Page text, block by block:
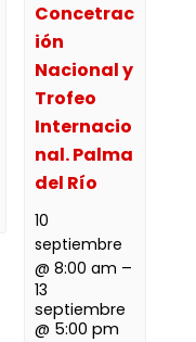
Concetrac
ión
Nacional y
Trofeo
Internacio
nal. Palma
del Río
10
septiembre
@ 8:00 am –
13
septiembre
@ 5:00 pm